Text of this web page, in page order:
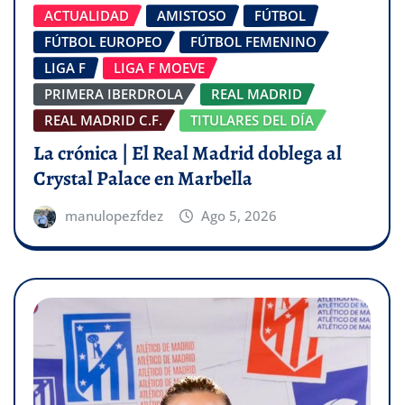
ACTUALIDAD AMISTOSO
FÚTBOL
FÚTBOL EUROPEO
FÚTBOL FEMENINO
LIGA F
LIGA F MOEVE
PRIMERA IBERDROLA
REAL MADRID
REAL MADRID C.F.
TITULARES DEL DÍA
La crónica | El Real Madrid doblega al
Crystal Palace en Marbella
manulopezfdez Ago 5, 2026